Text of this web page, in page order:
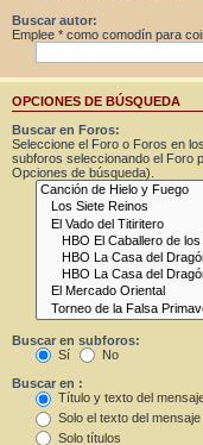
Buscar autor:
Emplee * como comodín para
OPCIONES DE BÚSQUEDA
Buscar en Foros:
Seleccione el Foro o Foros en
subforos seleccionando el Foro
Opciones de búsqueda).
Buscar en subforos:
Sí
No
Buscar en :
Título y texto del
Solo el texto del mensaje
Solo títulos